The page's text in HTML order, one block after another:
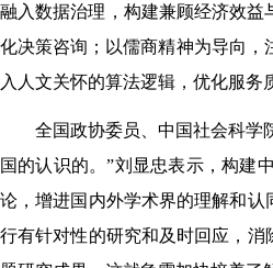
融入数据治理，构建兼顾经济效益
化决策咨询；以儒商精神为导向，
入人文关怀的算法逻辑，优化服
全国政协委员、中国社会科学
国的认识的。”刘显忠表示，构建
论，增进国内外学术界的理解和
行有针对性的研究和及时回应，